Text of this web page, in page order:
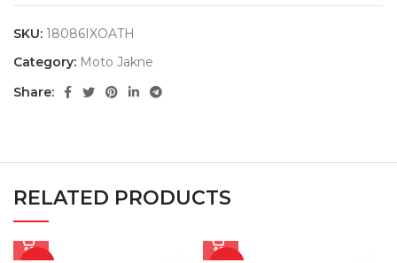
SKU: 18086IXOATH
Category: Moto Jakne
Share:
RELATED PRODUCTS